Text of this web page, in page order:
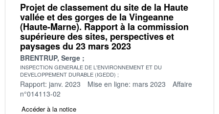
Projet de classement du site de la Haute
vallée et des gorges de la Vingeanne
(Haute-Marne). Rapport à la commission
supérieure des sites, perspectives et
paysages du 23 mars 2023
BRENTRUP, Serge
INSPECTION GENERALE DE L'ENVIRONNEMENT ET DU
DEVELOPPEMENT DURABLE (IGEDD)
Rapport: janv. 2023 Mise en ligne: mars 2023
Affaire
n°014113-02
Accéder à la notice